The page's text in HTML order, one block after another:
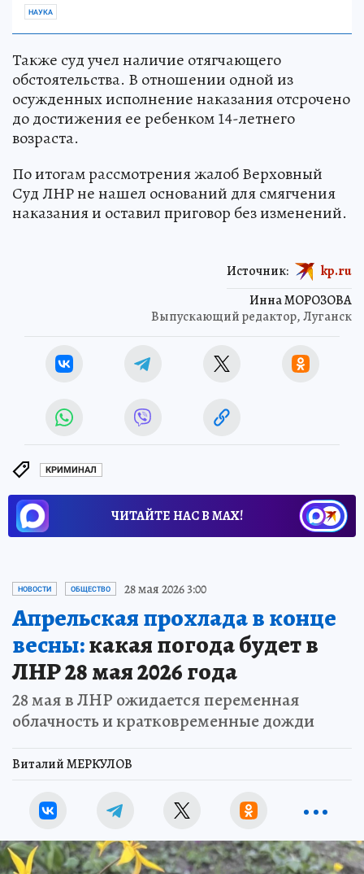
НАУКА
Также суд учел наличие отягчающего
обстоятельства. В отношении одной из
осужденных исполнение наказания отсрочено
до достижения ее ребенком 14-летнего
возраста.
По итогам рассмотрения жалоб Верховный
Суд ЛНР не нашел оснований для смягчения
наказания и оставил приговор без изменений.
Инна МОРОЗОВА
Выпускающий редактор, Луганск
Источник: kp.ru
КРИМИНАЛ
ЧИТАЙТЕ НАС В МАХ!
НОВОСТИ ОБЩЕСТВО 28 мая 2026 3:00
Апрельская прохлада в конце
весны:какая погода будет в
ЛНР 28 мая 2026 года
28 мая в ЛНР ожидается переменная
облачность и кратковременные дожди
Виталий МЕРКУЛОВ